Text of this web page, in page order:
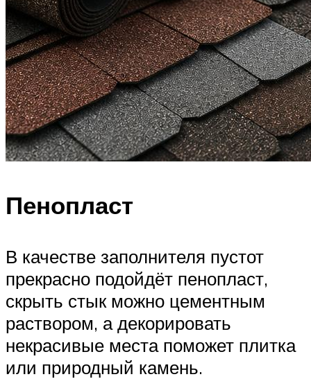
Пенопласт
В качестве заполнителя пустот
прекрасно подойдёт пенопласт,
скрыть стык можно цементным
раствором, а декорировать
некрасивые места поможет плитка
или природный камень.